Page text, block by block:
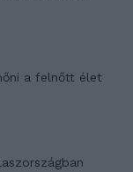
a felnőtt élet